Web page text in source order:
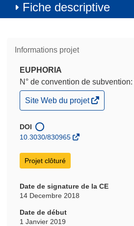
Fiche descriptive
Informations projet
EUPHORIA
N° de convention de
(s’ouvre
dans
nouvelle
fenêtre)
Site Web du projet
DOI
10.3030/830965
Projet clôturé
Date de signature de la CE
14 Decembre 2018
Date de début
1 Janvier 2019